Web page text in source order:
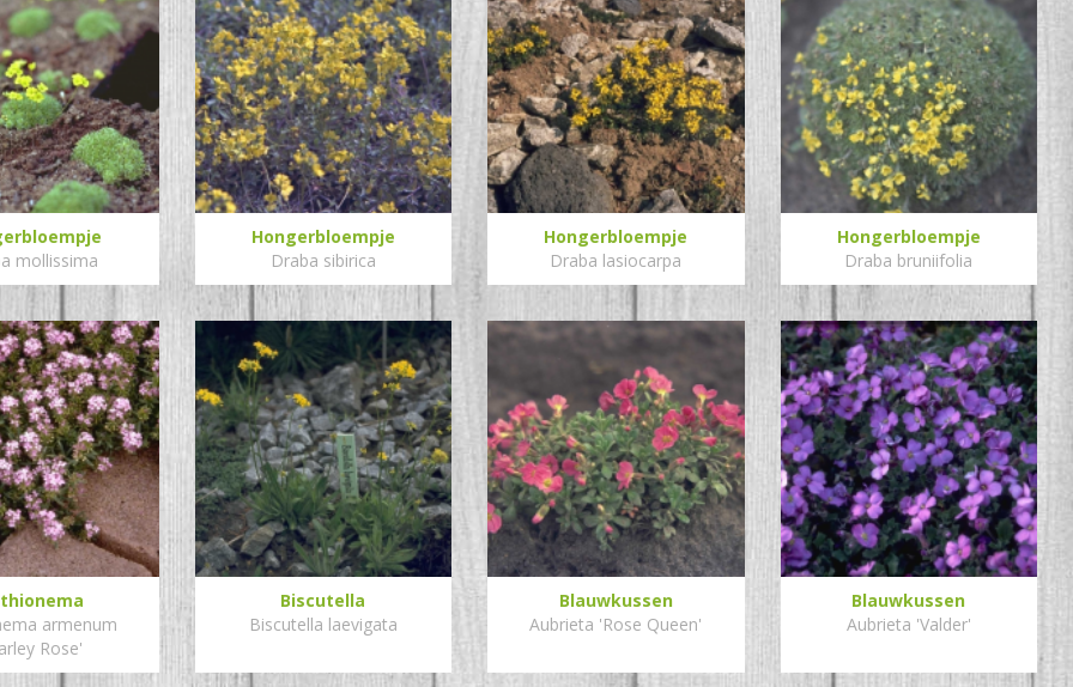
mollissima
Hongerbloempje
Draba sibirica
Hongerbloempje
Draba lasiocarpa
Hongerbloempje
Draba bruniifolia
armenum
Rose'
Biscutella
Biscutella laevigata
Blauwkussen
Aubrieta 'Rose Queen'
Blauwkussen
Aubrieta 'Valder'